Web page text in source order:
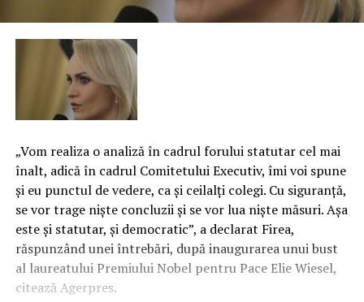
„Vom realiza o analiză în cadrul forului statutar cel mai
înalt, adică în cadrul Comitetului Executiv, îmi voi spune
şi eu punctul de vedere, ca şi ceilalţi colegi. Cu siguranţă,
se vor trage nişte concluzii şi se vor lua nişte măsuri. Aşa
este şi statutar, şi democratic”, a declarat Firea,
răspunzând unei întrebări, după inaugurarea unui bust
al laureatului Premiului Nobel pentru Pace Elie Wiesel,
citează Agerpres.